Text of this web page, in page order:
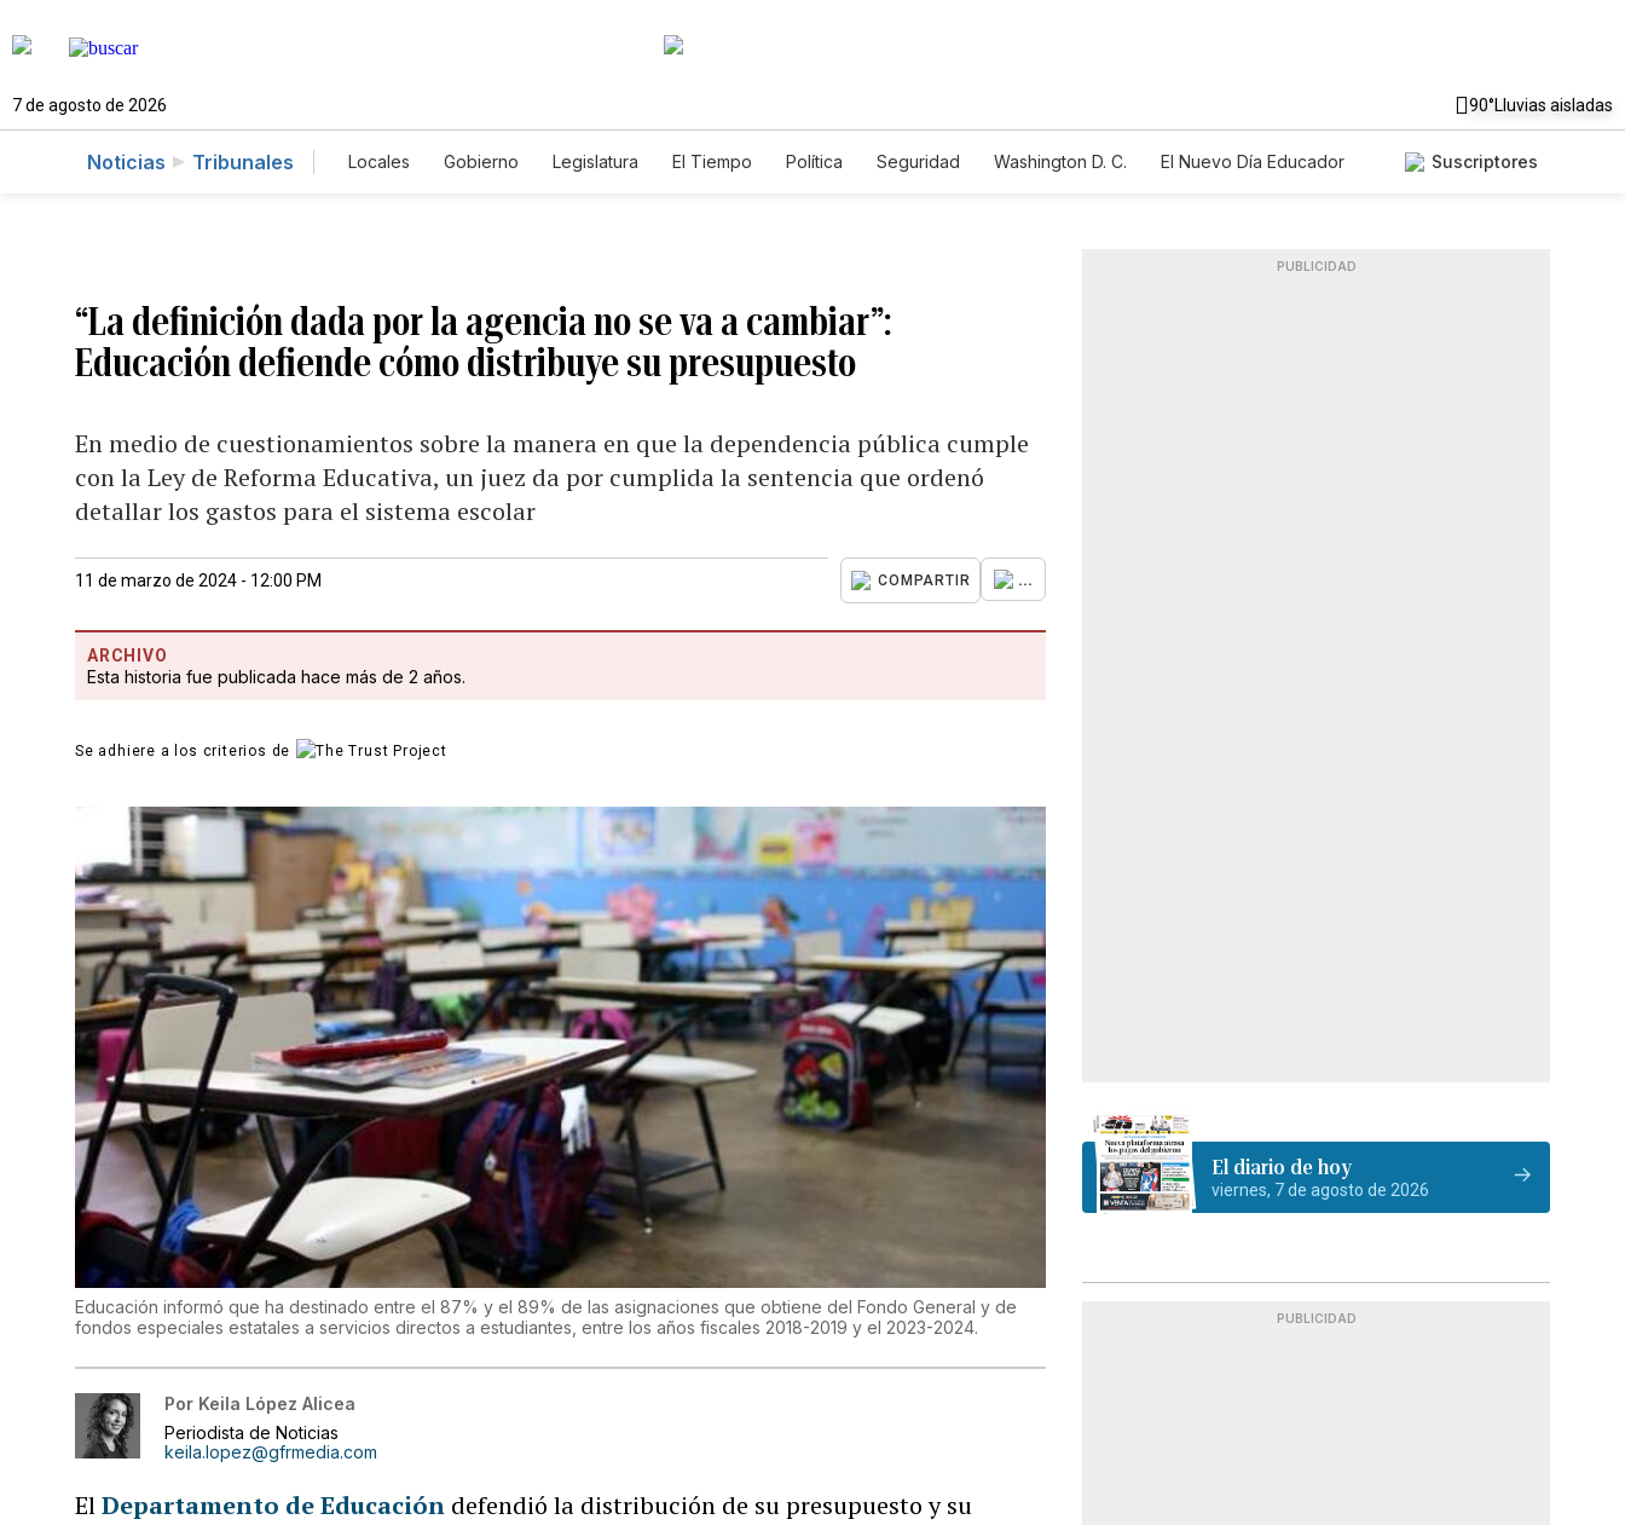
7 de agosto de 2026 90°Lluvias aisladas
Noticias Tribunales Locales Gobierno Legislatura El Tiempo Política Seguridad Washington D. C.
El Nuevo Día Educador
Suscriptores
“La definición dada por la agencia no se va a cambiar”:
Educación defiende cómo distribuye su presupuesto
En medio de cuestionamientos sobre la manera en que la dependencia pública cumple
con la Ley de Reforma Educativa, un juez da por cumplida la sentencia que ordenó
detallar los gastos para el sistema escolar
11 de marzo de 2024 - 12:00 PM COMPARTIR ...
ARCHIVO
Esta historia fue publicada hace más de 2 años.
Se adhiere a los criterios de
Educación informó que ha destinado entre el 87% y el 89% de las asignaciones que obtiene del Fondo General y de
fondos especiales estatales a servicios directos a estudiantes, entre los años fiscales 2018-2019 y el 2023-2024.
Por Keila López Alicea
Periodista de Noticias
keila.lopez@gfrmedia.com
ElDepartamento de Educación defendió la distribución de su presupuesto y su
PUBLICIDAD
El diario de hoy
viernes, 7 de agosto de 2026
PUBLICIDAD